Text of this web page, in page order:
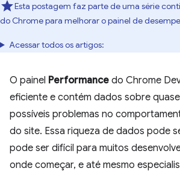
Esta postagem faz parte de uma série
do Chrome para melhorar o painel de
Acessar todos os artigos:
O painel Performance do Chrome
eficiente e contém dados sobre
possíveis problemas no
do site. Essa riqueza de dados pode
pode ser difícil para muitos
onde começar, e até mesmo